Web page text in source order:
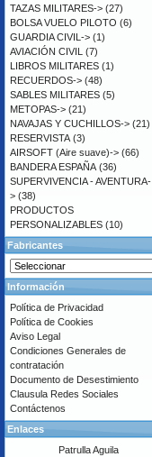
TAZAS MILITARES-> (27)
BOLSA VUELO PILOTO (6)
GUARDIA CIVIL-> (1)
AVIACIÓN CIVIL (7)
LIBROS MILITARES (1)
RECUERDOS-> (48)
SABLES MILITARES (5)
METOPAS-> (21)
NAVAJAS Y CUCHILLOS-> (21)
RESERVISTA (3)
AIRSOFT (Aire suave)-> (66)
BANDERA ESPAÑA (36)
SUPERVIVENCIA - AVENTURA-
> (38)
PRODUCTOS
PERSONALIZABLES (10)
Fabricantes
Información
Política de Privacidad
Política de Cookies
Aviso Legal
Condiciones Generales de
contratación
Documento de Desestimiento
Clausula Redes Sociales
Contáctenos
Enlaces
Patrulla Aguila